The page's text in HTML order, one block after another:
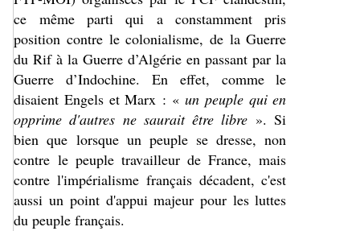
ce même parti qui a constamment pris
position contre le colonialisme, de la Guerre
du Rif à la Guerre d’Algérie en passant par la
Guerre d’Indochine. En effet, comme le
disaient Engels et Marx : «un peuple qui en
opprime d'autres ne saurait être libre ». Si
bien que lorsque un peuple se dresse, non
contre le peuple travailleur de France, mais
contre l'impérialisme français décadent, c'est
aussi un point d'appui majeur pour les luttes
du peuple français.